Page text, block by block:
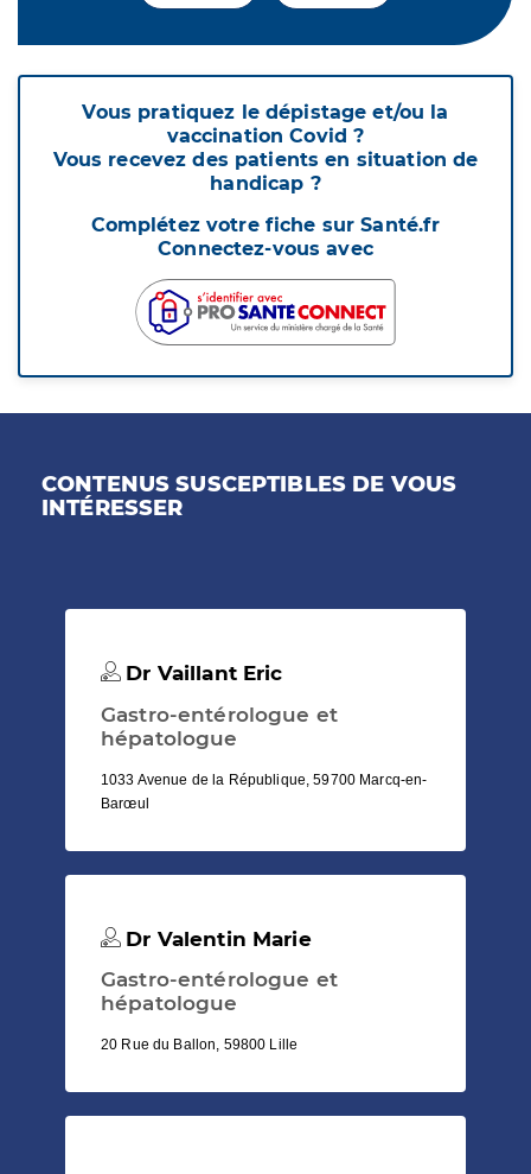
Vous pratiquez le dépistage et/ou la
vaccination Covid ?
Vous recevez des patients en situation de
handicap ?
Complétez votre fiche sur Santé.fr
Connectez-vous avec
CONTENUS SUSCEPTIBLES DE VOUS
INTÉRESSER
Dr Vaillant Eric
Gastro-entérologue et
hépatologue
1033 Avenue de la République, 59700 Marcq-en-
Barœul
Dr Valentin Marie
Gastro-entérologue et
hépatologue
20 Rue du Ballon, 59800 Lille